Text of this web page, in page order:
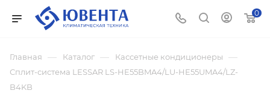
0
Главная — Каталог — Кассетные кондиционеры —
Сплит-система LESSAR LS-HE55BMA4/LU-HE55UMA4/LZ-
B4KB